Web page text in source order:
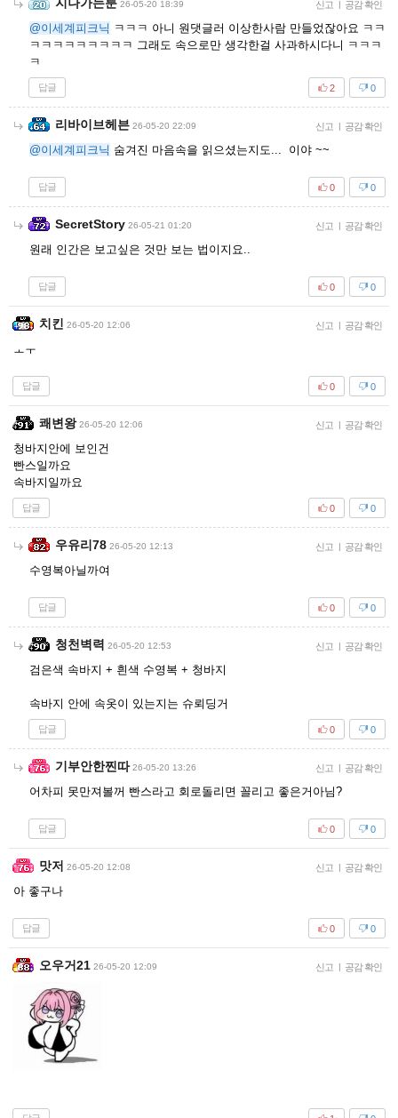
26-05-20 18:39 신고 | 공감 확인
@이세계피크닉 ㅋㅋㅋ 아니 원댓글러 이상한사람 만들었잖아요 ㅋㅋ
ㅋㅋㅋㅋㅋㅋㅋㅋㅋ 그래도 속으로만 생각한걸 사과하시다니 ㅋㅋㅋ
ㅋ
답글 0
2
리바이브헤븐 26-05-20 22:09 신고 | 공감 확인
@이세계피크닉 숨겨진 마음속을 읽으셨는지도... 이야 ~~
답글 0
0
SecretStory 26-05-21 01:20 신고 | 공감 확인
원래 인간은 보고싶은 것만 보는 법이지요..
답글 0
0
치킨 26-05-20 12:06 신고 | 공감 확인
ㅗㅜ
답글 0
0
쾌변왕 26-05-20 12:06 신고 | 공감 확인
청바지안에 보인건
빤스일까요
속바지일까요
답글 0
0
우유리78 26-05-20 12:13 신고 | 공감 확인
수영복아닐까여
답글 0
0
청천벽력 26-05-20 12:53 신고 | 공감 확인
검은색 속바지 + 흰색 수영복 + 청바지
속바지 안에 속옷이 있는지는 슈뢰딩거
답글 0
0
기부안한찐따 26-05-20 13:26 신고 | 공감 확인
어차피 못만져볼꺼 빤스라고 회로돌리면 꼴리고 좋은거아님?
답글 0
0
맛저 26-05-20 12:08 신고 | 공감 확인
아 좋구나
답글 0
0
오우거21 26-05-20 12:09 신고 | 공감 확인